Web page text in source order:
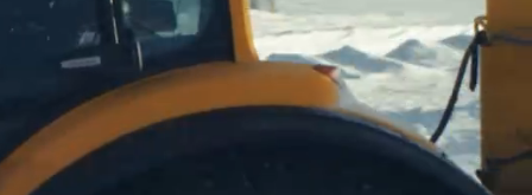
Italy
Latvia
Lithuania
The Netherlands